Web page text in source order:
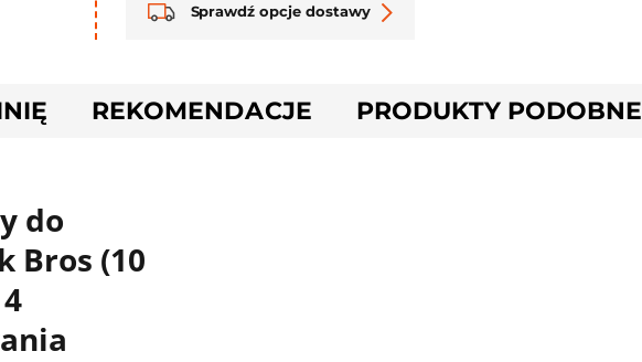
Sprawdź opcje dostawy
REKOMENDACJE PRODUKTY PODOBNE
do
Bros (10